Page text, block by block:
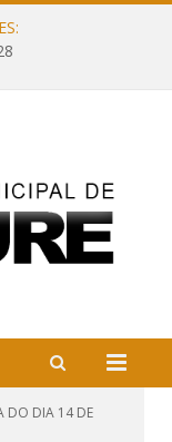
DO DIA 14 DE